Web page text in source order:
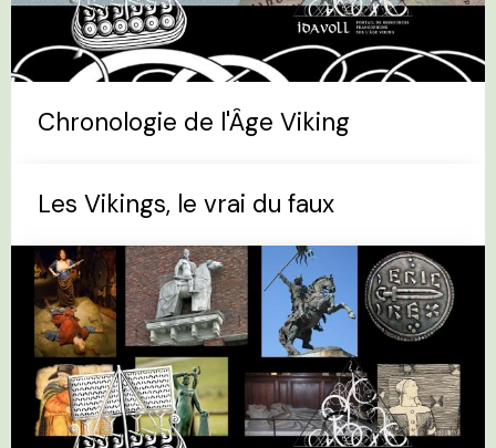
Chronologie de l'Âge Viking
Les Vikings, le vrai du faux